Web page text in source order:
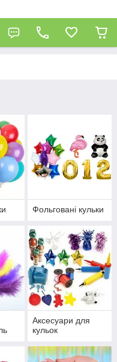
Фольговані кульки
Аксесуари для
кульок